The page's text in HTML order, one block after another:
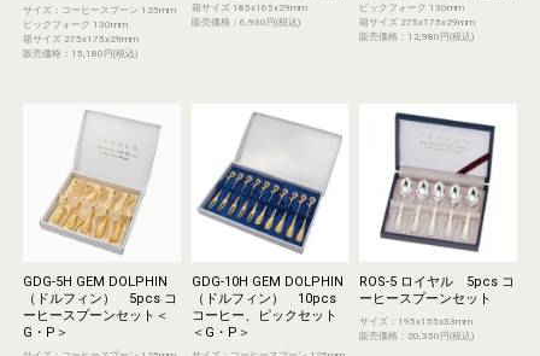
サイズ：コーヒースプーン 125mm
ピックフォーク 130mm
箱サイズ 275x175x29mm
販売価格：15,180円(税込)
箱サイズ 185x165x29mm
販売価格：6,930円(税込)
ピックフォーク 130mm
箱サイズ 275x175x29mm
販売価格：12,980円(税込)
GDG-5H GEM DOLPHIN
（ドルフィン） 5pcs コ
ーヒースプーンセット＜
G・P＞
GDG-10H GEM DOLPHIN
（ドルフィン） 10pcs
コーヒー、ピックセット
＜G・P＞
ROS-5 ロイヤル 5pcs コ
ーヒースプーンセット
サイズ：195x155x33mm
販売価格：20,350円(税込)